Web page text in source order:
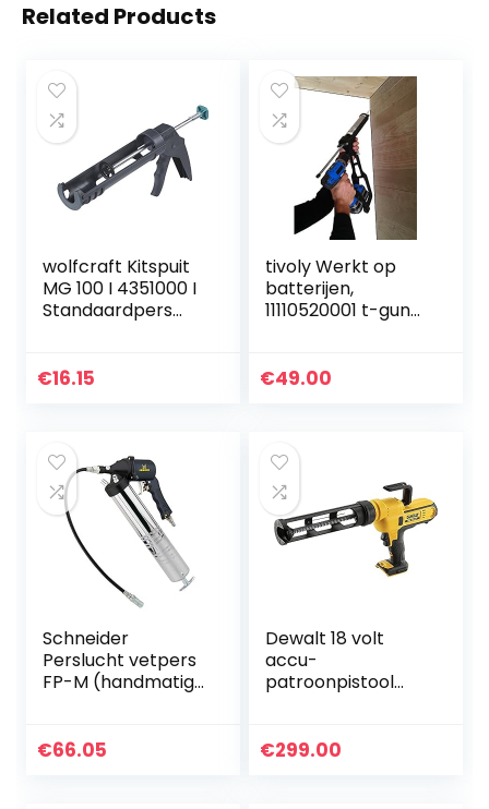
Related Products
wolfcraft Kitspuit
MG 100 I 4351000 I
Standaardpers
€16.15
tivoly Werkt op
batterijen,
11110520001 t-gun
accuschroevendra
€49.00
Schneider
Perslucht vetpers
FP-M (handmatige
bar, incl. 200 mm
€66.05
Dewalt 18 volt
accu-
patroonpistool
patronen, hoge
€299.00